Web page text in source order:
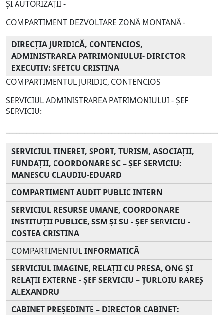
ȘI AUTORIZAȚII -
COMPARTIMENT DEZVOLTARE ZONĂ MONTANĂ -
DIRECŢIA JURIDICĂ, CONTENCIOS,
ADMINISTRAREA PATRIMONIULUI- DIRECTOR
EXECUTIV: SFETCU CRISTINA
COMPARTIMENTUL JURIDIC, CONTENCIOS
SERVICIUL ADMINISTRAREA PATRIMONIULUI - ȘEF
SERVICIU:
SERVICIUL TINERET, SPORT, TURISM, ASOCIAȚII,
FUNDAȚII, COORDONARE SC – ȘEF SERVICIU:
MANESCU CLAUDIU-EDUARD
COMPARTIMENT AUDIT PUBLIC INTERN
SERVICIUL RESURSE UMANE, COORDONARE
INSTITUȚII PUBLICE, SSM ȘI SU - ȘEF SERVICIU -
COSTEA CRISTINA
COMPARTIMENTULINFORMATICĂ
SERVICIUL IMAGINE, RELAȚII CU PRESA, ONG ȘI
RELAȚII EXTERNE - ȘEF SERVICIU – ȚURLOIU RAREȘ
ALEXANDRU
CABINET PREŞEDINTE – DIRECTOR CABINET: